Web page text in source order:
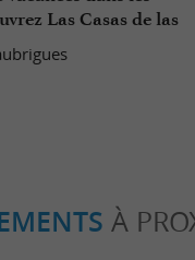
Las Casas de las
!
À